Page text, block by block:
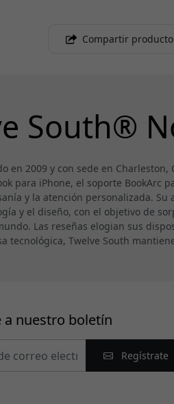
Compartir producto
South®
2009 y con sede en
para iPhone, el soporte BookArc
y la atención personalizada.
y el diseño, con el objetivo de
Las reseñas elogian sus
Twelve South
a nuestro boletín
Regístrate